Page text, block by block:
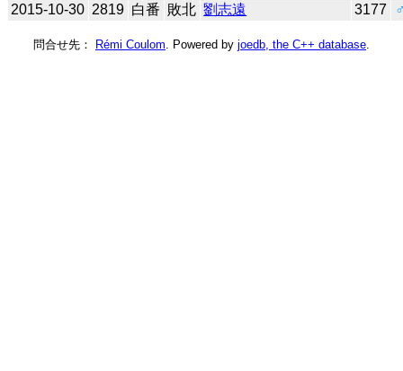
2015-10-30 2819 白番 敗北 劉志遠 3177
問合せ先： Rémi Coulom . Powered by joedb, the C++ database